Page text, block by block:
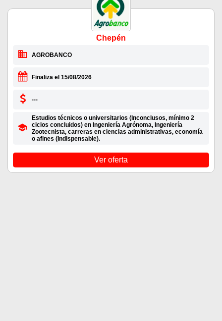
Chepén
AGROBANCO
Finaliza el 15/08/2026
---
Estudios técnicos o universitarios (Inconclusos, mínimo 2
ciclos concluidos) en Ingeniería Agrónoma, Ingeniería
Zootecnista, carreras en ciencias administrativas, economía
o afines (Indispensable).
Ver oferta